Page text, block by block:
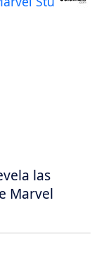
las
Marvel